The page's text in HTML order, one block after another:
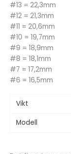
#13 = 22,3mm
#12 = 21,3mm
#11 = 20,6mm
#10 = 19,7mm
#9 = 18,9mm
#8 = 18,1mm
#7 = 17,2mm
#6 = 16,5mm
Vikt
Modell